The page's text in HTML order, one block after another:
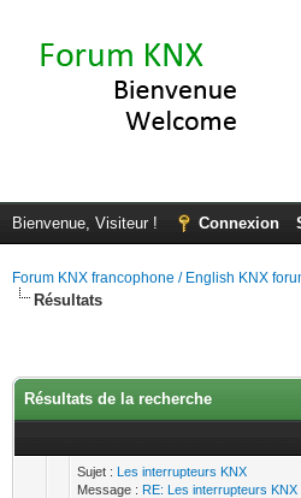
Bienvenue, Visiteur ! Connexion
Forum KNX francophone / English KNX
Résultats
Résultats de la recherche
Sujet : Les interrupteurs KNX
Message : RE: Les interrupteurs KNX